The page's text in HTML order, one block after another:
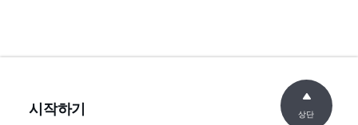
시작하기 상단